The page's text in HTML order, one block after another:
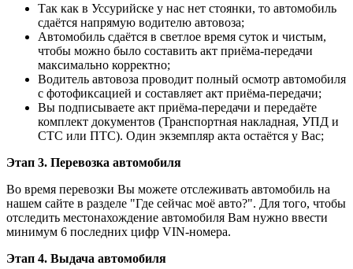
Так как в Уссурийске у нас нет стоянки, то автомобиль
сдаётся напрямую водителю автовоза;
Автомобиль сдаётся в светлое время суток и чистым,
чтобы можно было составить акт приёма-передачи
максимально корректно;
Водитель автовоза проводит полный осмотр автомобиля
с фотофиксацией и составляет акт приёма-передачи;
Вы подписываете акт приёма-передачи и передаёте
комплект документов (Транспортная накладная, УПД и
СТС или ПТС). Один экземпляр акта остаётся у Вас;
Этап 3. Перевозка автомобиля
Во время перевозки Вы можете отслеживать автомобиль на
нашем сайте в разделе "Где сейчас моё авто?". Для того, чтобы
отследить местонахождение автомобиля Вам нужно ввести
минимум 6 последних цифр VIN-номера.
Этап 4. Выдача автомобиля